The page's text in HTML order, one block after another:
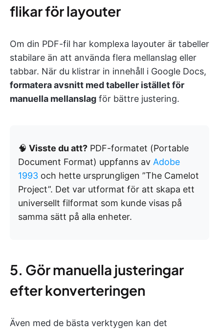
flikar för layouter
Om din PDF-fil har komplexa layouter är tabeller
stabilare än att använda flera mellanslag eller
tabbar. När du klistrar in innehåll i Google Docs,
formatera avsnitt med tabeller istället för
manuella mellanslag för bättre justering.
🧠 Visste du att? PDF-formatet (Portable
Document Format) uppfanns av Adobe
1993 och hette ursprungligen ”The Camelot
Project”. Det var utformat för att skapa ett
universellt filformat som kunde visas på
samma sätt på alla enheter.
5. Gör manuella justeringar
efter konverteringen
Även med de bästa verktygen kan det